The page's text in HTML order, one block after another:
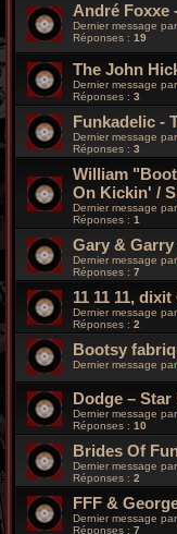
André Foxxe
Dernier message par
Réponses : 19
The John
Dernier message par
Réponses : 3
Funkadelic -
Dernier message par
Réponses : 3
William
On Kickin' /
Dernier message par
Réponses : 1
Gary & Garry
Dernier message par
Réponses : 7
11 11 11,
Dernier message par
Réponses : 2
Bootsy
Dernier message par
Dodge –
Dernier message par
Réponses : 10
Brides Of
Dernier message par
Réponses : 2
FFF &
Dernier message par
Réponses : 7